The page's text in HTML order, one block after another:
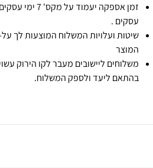
זמן אספקה יעמוד על מקס' 7 ימי עסקים מיום הזמנה,
עסקים .
שיטות ועלויות המשלוח המוצעות לך
המוצר
משלוחים ליישובים מעבר לקו הירוק
בהתאם ליעד ולספק המשלוח.